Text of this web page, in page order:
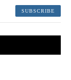
SUBSCRIBE